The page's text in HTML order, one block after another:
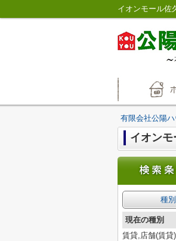
イオンモール佐
有限会社公陽
イオン
種
現在の種別
賃貸,店舗(賃貸